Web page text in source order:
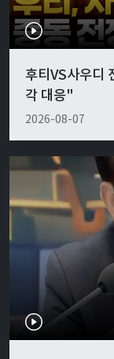
후티VS사우디
각 대응"
2026-08-07